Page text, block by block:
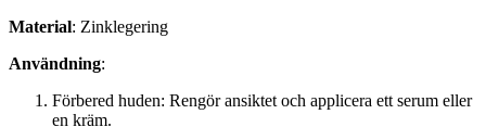
Material: Zinklegering
Användning:
Förbered huden: Rengör ansiktet och applicera ett serum eller
en kräm.